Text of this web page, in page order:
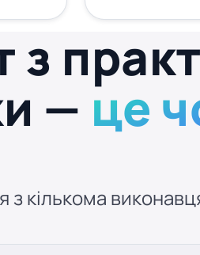
з
— це
кількома